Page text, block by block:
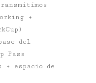
+
del
Pass
+ espacio de